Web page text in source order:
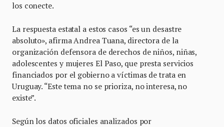
los conecte.
La respuesta estatal a estos casos “es un desastre
absoluto», afirma Andrea Tuana, directora de la
organización defensora de derechos de niños, niñas,
adolescentes y mujeres El Paso, que presta servicios
financiados por el gobierno a víctimas de trata en
Uruguay. “Este tema no se prioriza, no interesa, no
existe”.
Según los datos oficiales analizados por